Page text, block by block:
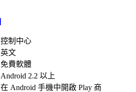
控制中心
英文
免費軟體
Android 2.2 以上
在 Android 手機中開啟 Play 商